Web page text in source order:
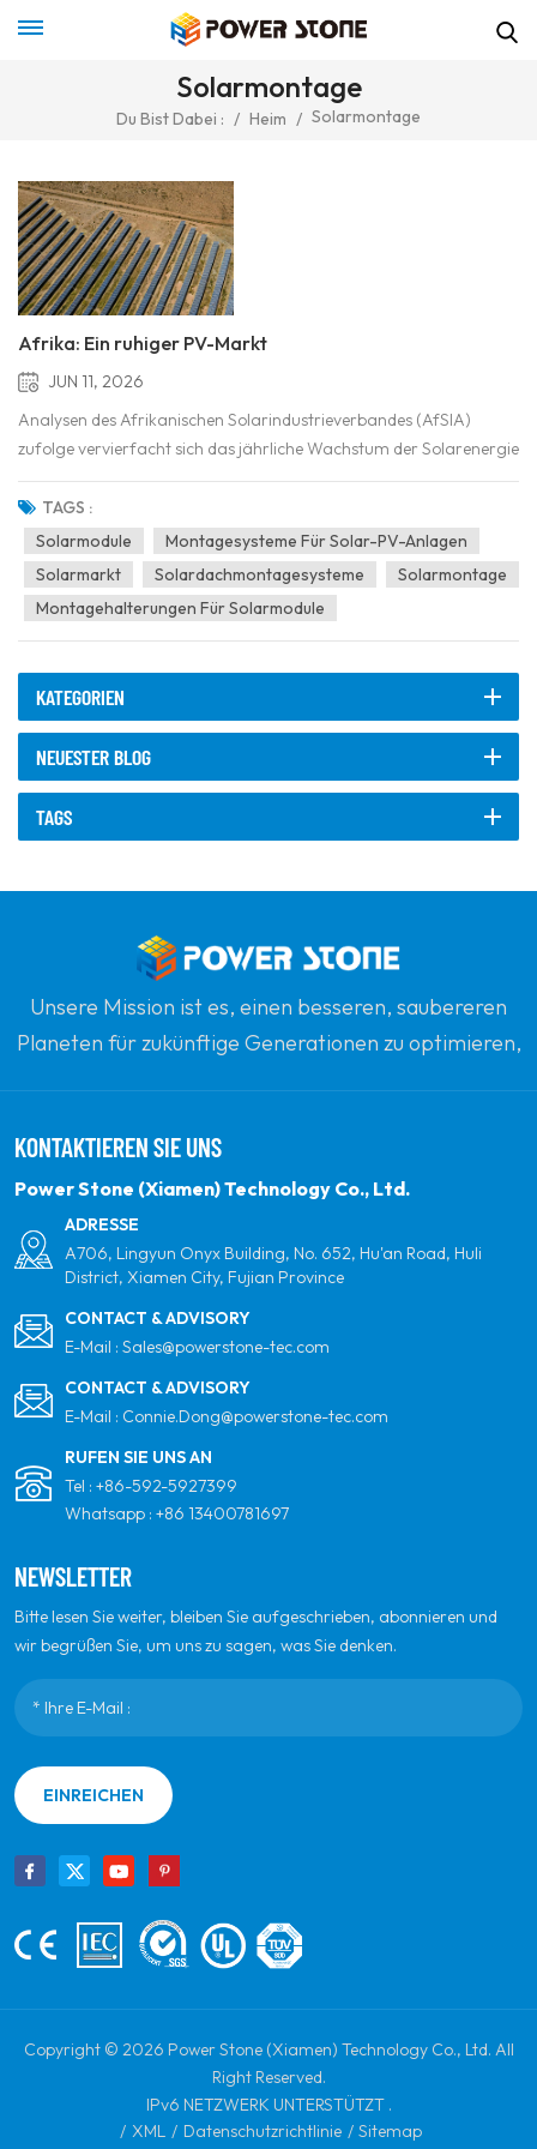
Solarmontage
Du Bist Dabei : / Heim / Solarmontage
Afrika: Ein ruhiger PV-Markt
JUN 11, 2026
Analysen des Afrikanischen Solarindustrieverbandes (AfSIA)
zufolge vervierfacht sich das jährliche Wachstum der Solarenergie
in Afrika nahezu, wenn Handelszahlen berücksichtigt werden. Es
gibt kaum Anzeichen für große Lagerbestände, sodass die nach
Afrika gelieferten Module größtenteils lokal gekauf...
TAGS :
Solarmodule
Montagesysteme Für Solar-PV-Anlagen
Solarmarkt
Solardachmontagesysteme
Solarmontage
Montagehalterungen Für Solarmodule
KATEGORIEN
NEUESTER BLOG
TAGS
Unsere Mission ist es, einen besseren, saubereren
Planeten für zukünftige Generationen zu optimieren,
Energieprodukten und Ihrem vertrauenswürdigsten
globalen Partner für Qualität, Professionalität und
KONTAKTIEREN SIE UNS
Power Stone (Xiamen) Technology Co., Ltd.
ADRESSE
A706, Lingyun Onyx Building, No. 652, Hu'an Road, Huli
District, Xiamen City, Fujian Province
CONTACT & ADVISORY
E-Mail : Sales@powerstone-tec.com
CONTACT & ADVISORY
E-Mail : Connie.Dong@powerstone-tec.com
RUFEN SIE UNS AN
Tel : +86-592-5927399
Whatsapp : +86 13400781697
NEWSLETTER
Bitte lesen Sie weiter, bleiben Sie aufgeschrieben, abonnieren und
wir begrüßen Sie, um uns zu sagen, was Sie denken.
EINREICHEN
Copyright © 2026 Power Stone (Xiamen) Technology Co., Ltd. All
Right Reserved.
IPv6 NETZWERK UNTERSTÜTZT .
/ XML / Datenschutzrichtlinie / Sitemap